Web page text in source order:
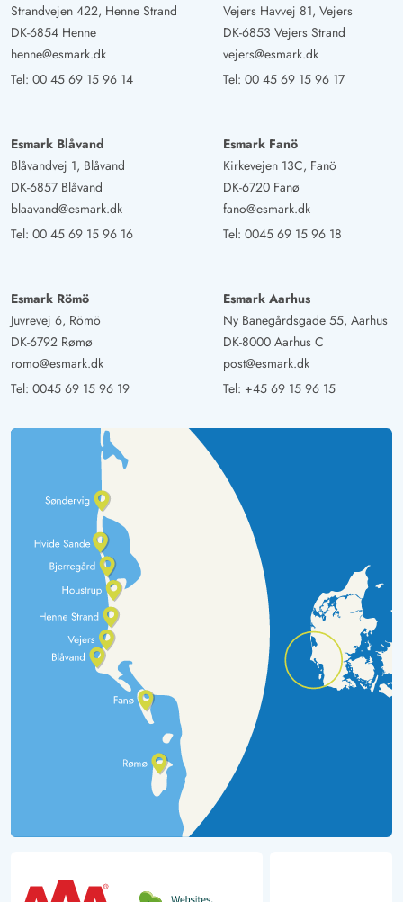
Strandvejen 422, Henne Strand
DK-6854 Henne
henne@esmark.dk
Tel: 00 45 69 15 96 14
Vejers Havvej 81, Vejers
DK-6853 Vejers Strand
vejers@esmark.dk
Tel: 00 45 69 15 96 17
Esmark Blåvand
Blåvandvej 1, Blåvand
DK-6857 Blåvand
blaavand@esmark.dk
Tel: 00 45 69 15 96 16
Esmark Fanö
Kirkevejen 13C, Fanö
DK-6720 Fanø
fano@esmark.dk
Tel: 0045 69 15 96 18
Esmark Römö
Juvrevej 6, Römö
DK-6792 Rømø
romo@esmark.dk
Tel: 0045 69 15 96 19
Esmark Aarhus
Ny Banegårdsgade 55, Aarhus
DK-8000 Aarhus C
post@esmark.dk
Tel: +45 69 15 96 15